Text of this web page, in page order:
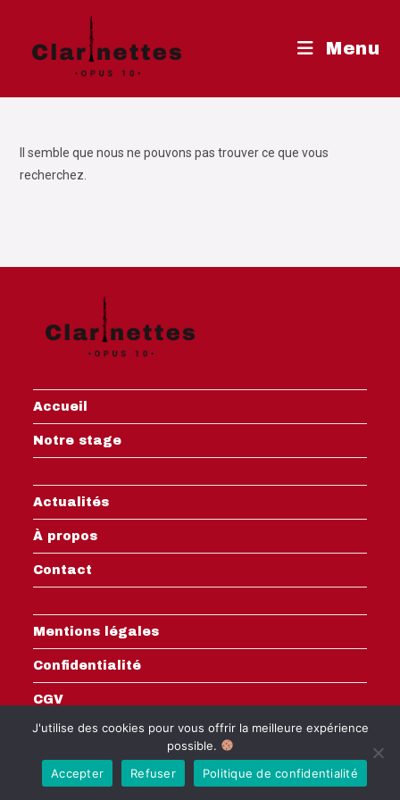
content
Menu
Il semble que nous ne pouvons pas trouver ce que vous
recherchez.
Accueil
Notre stage
Actualités
À propos
Contact
Mentions légales
Confidentialité
CGV
J'utilise des cookies pour vous offrir la meilleure expérience
possible.
Accepter
Refuser Politique de confidentialité